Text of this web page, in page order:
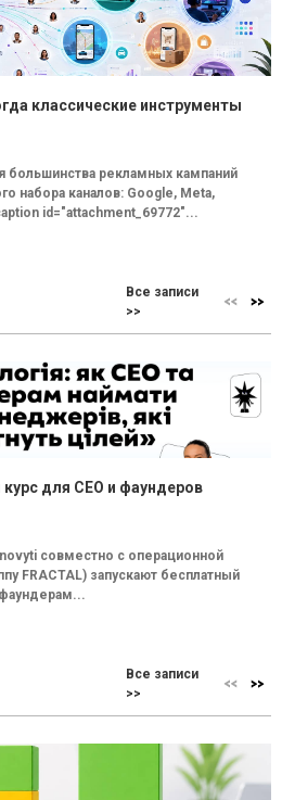
классические инструменты
большинства рекламных кампаний
набора каналов: Google, Meta,
id="attachment_69772"...
Все записи
>>
для CEO и фаундеров
совместно с операционной
FRACTAL) запускают бесплатный
Все записи
>>